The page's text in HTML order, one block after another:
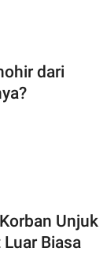
dari
Unjuk
Biasa